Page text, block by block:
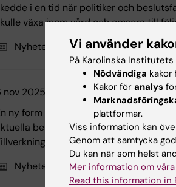
i en tid när politiker och
växa inom vård och omsorg till
Nyheter
nov 2025
Karolinska ATMP-
ny form av CAR T-cellterapi har
behandlingen har producerats
görs på den tillhörande
Nyheter
Vi använder
På Karolinska
Nödvändiga kakor
Kakor för analys
plattformar.
Viss information kan
Genom att samtycka
Du kan när som helst
Mer information om
Read this information in